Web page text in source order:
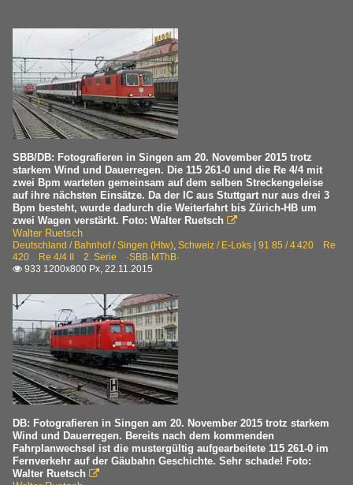
SBB/DB: Fotografieren in Singen am 20. November 2015 trotz
starkem Wind und Dauerregen. Die 115 261-0 und die Re 4/4 mit
zwei Bpm warteten gemeinsam auf dem selben Streckengeleise
auf ihre nächsten Einsätze. Da der IC aus Stuttgart nur aus drei 3
Bpm besteht, wurde dadurch die Weiterfahrt bis Zürich-HB um
zwei Wagen verstärkt. Foto: Walter Ruetsch 
Walter Ruetsch
Deutschland / Bahnhof / Singen (Htw), Schweiz / E-Loks | 91 85 / 4 420 Re
420 Re 4/4 II 2. Serie ·SBB·MThB·
 933 1200x800 Px, 22.11.2015
DB: Fotografieren in Singen am 20. November 2015 trotz starkem
Wind und Dauerregen. Bereits nach dem kommenden
Fahrplanwechsel ist die mustergültig aufgearbeitete 115 261-0 im
Fernverkehr auf der Gäubahn Geschichte. Sehr schade! Foto:
Walter Ruetsch 